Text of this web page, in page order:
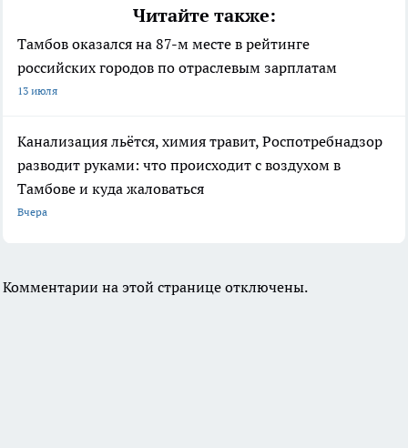
Читайте также:
Тамбов оказался на 87-м месте в рейтинге
российских городов по отраслевым зарплатам
13 июля
Канализация льётся, химия травит, Роспотребнадзор
разводит руками: что происходит с воздухом в
Тамбове и куда жаловаться
Вчера
Комментарии на этой странице отключены.